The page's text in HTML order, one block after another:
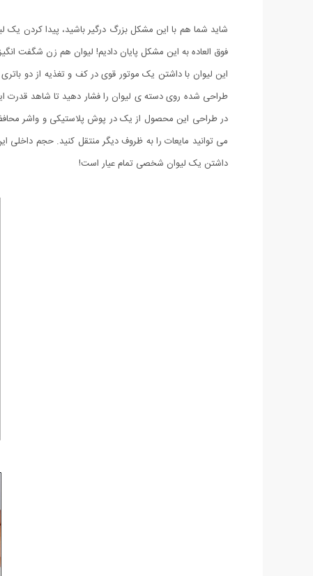
شاید شما هم با این مشکل بزرگ درگیر باشید، پیدا کردن
فوق العاده به این مشکل پایان دادیم! لیوان هم زن شگفت
این لیوان با داشتن یک موتور قوی در کف و تغذیه از دو
طراحی شده روی دسته ی لیوان را فشار دهید تا شاهد قدرت
در طراحی این محصول از یک در پوش پلاستیکی و واشر
می توانید مایعات را به ظروف دیگر منتقل کنید. حجم داخلی
داشتن یک لیوان شخصی تمام عیار است!